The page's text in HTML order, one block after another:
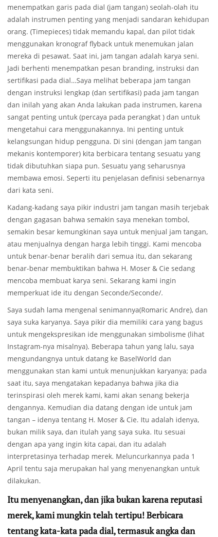
menempatkan garis pada dial (jam tangan) seolah-olah itu
adalah instrumen penting yang menjadi sandaran kehidupan
orang. (Timepieces) tidak memandu kapal, dan pilot tidak
menggunakan kronograf flyback untuk menemukan jalan
mereka di pesawat. Saat ini, jam tangan adalah karya seni.
Jadi berhenti menempatkan pesan branding, instruksi dan
sertifikasi pada dial…Saya melihat beberapa jam tangan
dengan instruksi lengkap (dan sertifikasi) pada jam tangan
dan inilah yang akan Anda lakukan pada instrumen, karena
sangat penting untuk (percaya pada perangkat ) dan untuk
mengetahui cara menggunakannya. Ini penting untuk
kelangsungan hidup pengguna. Di sini (dengan jam tangan
mekanis kontemporer) kita berbicara tentang sesuatu yang
tidak dibutuhkan siapa pun. Sesuatu yang seharusnya
membawa emosi. Seperti itu penjelasan definisi sebenarnya
dari kata seni.
Kadang-kadang saya pikir industri jam tangan masih terjebak
dengan gagasan bahwa semakin saya menekan tombol,
semakin besar kemungkinan saya untuk menjual jam tangan,
atau menjualnya dengan harga lebih tinggi. Kami mencoba
untuk benar-benar beralih dari semua itu, dan sekarang
benar-benar membuktikan bahwa H. Moser & Cie sedang
mencoba membuat karya seni. Sekarang kami ingin
memperkuat ide itu dengan Seconde/Seconde/.
Saya sudah lama mengenal senimannya(Romaric Andre), dan
saya suka karyanya. Saya pikir dia memiliki cara yang bagus
untuk mengekspresikan ide menggunakan simbolisme (lihat
Instagram-nya misalnya). Beberapa tahun yang lalu, saya
mengundangnya untuk datang ke BaselWorld dan
menggunakan stan kami untuk menunjukkan karyanya; pada
saat itu, saya mengatakan kepadanya bahwa jika dia
terinspirasi oleh merek kami, kami akan senang bekerja
dengannya. Kemudian dia datang dengan ide untuk jam
tangan – idenya tentang H. Moser & Cie. Itu adalah idenya,
bukan milik saya, dan itulah yang saya suka. Itu sesuai
dengan apa yang ingin kita capai, dan itu adalah
interpretasinya terhadap merek. Meluncurkannya pada 1
April tentu saja merupakan hal yang menyenangkan untuk
dilakukan.
Itu menyenangkan, dan jika bukan karena reputasi
merek, kami mungkin telah tertipu! Berbicara
tentang kata-kata pada dial, termasuk angka dan